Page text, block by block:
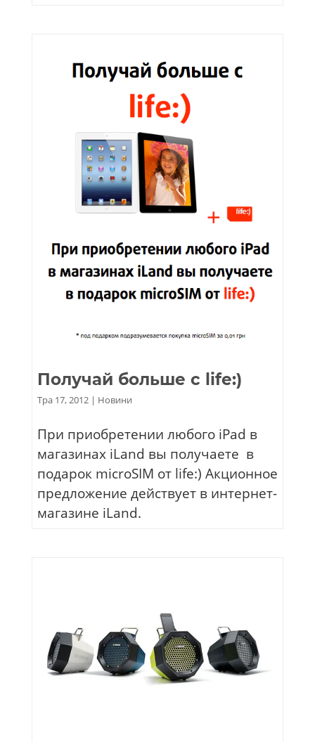
Получай больше c life:)
Тра 17, 2012| Новини
При приобретении любого iPad в
магазинах iLand вы получаете в
подарок microSIM от life:) Акционное
предложение действует в интернет-
магазине iLand.